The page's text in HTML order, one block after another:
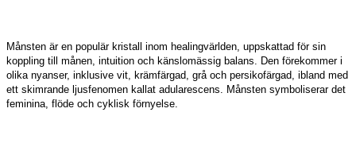
Månsten är en populär kristall inom healingvärlden, uppskattad för sin
koppling till månen, intuition och känslomässig balans. Den förekommer i
olika nyanser, inklusive vit, krämfärgad, grå och persikofärgad, ibland med
ett skimrande ljusfenomen kallat adularescens. Månsten symboliserar det
feminina, flöde och cyklisk förnyelse.